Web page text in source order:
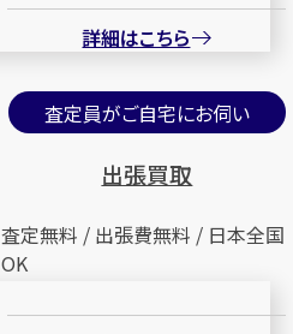
詳細はこちら
査定員がご自宅にお伺い
出張買取
査定無料 / 出張費無料 / 日本全国
OK